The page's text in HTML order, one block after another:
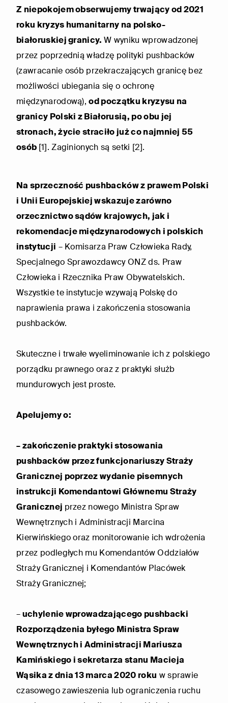
Z niepokojem obserwujemy trwający od 2021
roku kryzys humanitarny na polsko-
białoruskiej granicy.W wyniku wprowadzonej
przez poprzednią władzę polityki pushbacków
(zawracanie osób przekraczających granicę bez
możliwości ubiegania się o ochronę
międzynarodową),od początku kryzysu na
granicy Polski z Białorusią, po obu jej
stronach, życie straciło już co najmniej 55
osób [1]. Zaginionych są setki [2].
Na sprzeczność pushbacków z prawem Polski
i Unii Europejskiej wskazuje zarówno
orzecznictwo sądów krajowych, jak i
rekomendacje międzynarodowych i polskich
instytucji – Komisarza Praw Człowieka Rady,
Specjalnego Sprawozdawcy ONZ ds. Praw
Człowieka i Rzecznika Praw Obywatelskich.
Wszystkie te instytucje wzywają Polskę do
naprawienia prawa i zakończenia stosowania
pushbacków.
Skuteczne i trwałe wyeliminowanie ich z polskiego
porządku prawnego oraz z praktyki służb
mundurowych jest proste.
Apelujemy o:
– zakończenie praktyki stosowania
pushbacków przez funkcjonariuszy Straży
Granicznej poprzez wydanie pisemnych
instrukcji Komendantowi Głównemu Straży
Granicznej przez nowego Ministra Spraw
Wewnętrznych i Administracji Marcina
Kierwińskiego oraz monitorowanie ich wdrożenia
przez podległych mu Komendantów Oddziałów
Straży Granicznej i Komendantów Placówek
Straży Granicznej;
–uchylenie wprowadzającego pushbacki
Rozporządzenia byłego Ministra Spraw
Wewnętrznych i Administracji Mariusza
Kamińskiego i sekretarza stanu Macieja
Wąsika z dnia13 marca 2020 roku w sprawie
czasowego zawieszenia lub ograniczenia ruchu